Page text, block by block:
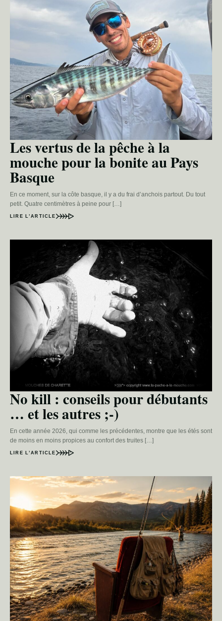
Les vertus de la pêche à la
mouche pour la bonite au Pays
Basque
En ce moment, sur la côte basque, il y a du frai d’anchois partout. Du tout
petit. Quatre centimètres à peine pour […]
LIRE L’ARTICLE
No kill : conseils pour débutants
… et les autres ;-)
En cette année 2026, qui comme les précédentes, montre que les étés sont
de moins en moins propices au confort des truites […]
LIRE L’ARTICLE